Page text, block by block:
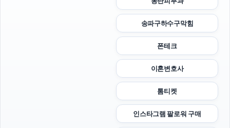
송파구하수구막힘
폰테크
이혼변호사
톰티켓
인스타그램 팔로워 구매